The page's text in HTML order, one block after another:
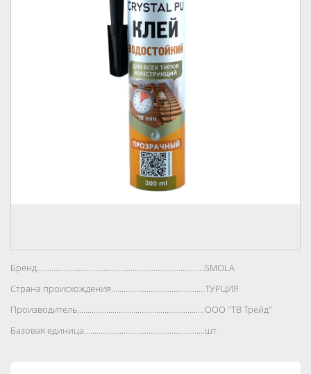
Бренд..................................................................................SMOLA
Страна происхождения..................................................................................
ТУРЦИЯ
Производитель..................................................................................
ООО "ТВ Трейд"
Базовая единица..................................................................................
шт